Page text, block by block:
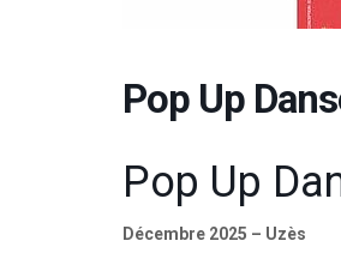
Pop Up
Pop Up
Décembre 2025 – Uzès